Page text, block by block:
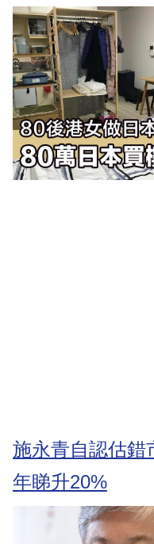
施永青自認估錯
年睇升20%